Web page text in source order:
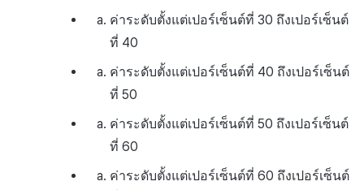
ค่าระดับตั้งแต่เปอร์เซ็นต์ที่ 30 ถึงเปอร์เซ็นต์
ที่ 40
ค่าระดับตั้งแต่เปอร์เซ็นต์ที่ 40 ถึงเปอร์เซ็นต์
ที่ 50
ค่าระดับตั้งแต่เปอร์เซ็นต์ที่ 50 ถึงเปอร์เซ็นต์
ที่ 60
ค่าระดับตั้งแต่เปอร์เซ็นต์ที่ 60 ถึงเปอร์เซ็นต์